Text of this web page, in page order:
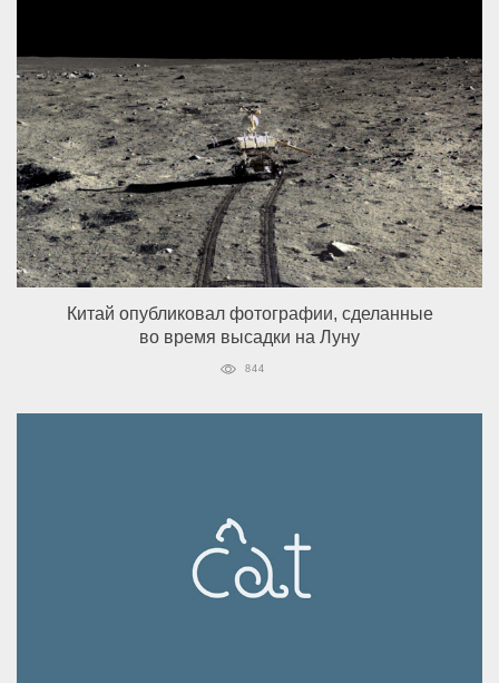
Китай опубликовал фотографии, сделанные
во время высадки на Луну
844